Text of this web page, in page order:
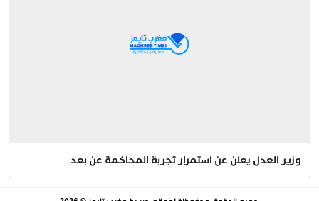
وزير العدل يعلن عن استمرار تجربة المحاكمة عن بعد